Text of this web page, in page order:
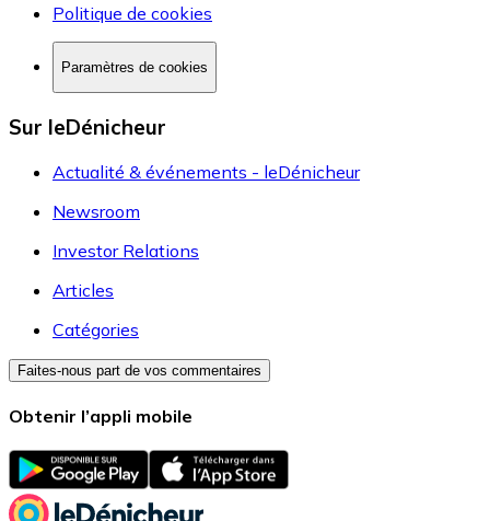
Politique de cookies
Paramètres de cookies
Sur leDénicheur
Actualité & événements - leDénicheur
Newsroom
Investor Relations
Articles
Catégories
Faites-nous part de vos commentaires
Obtenir l’appli mobile